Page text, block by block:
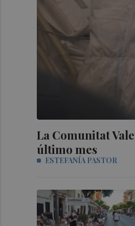
La Comunitat
último mes
ESTEFANÍA PASTOR